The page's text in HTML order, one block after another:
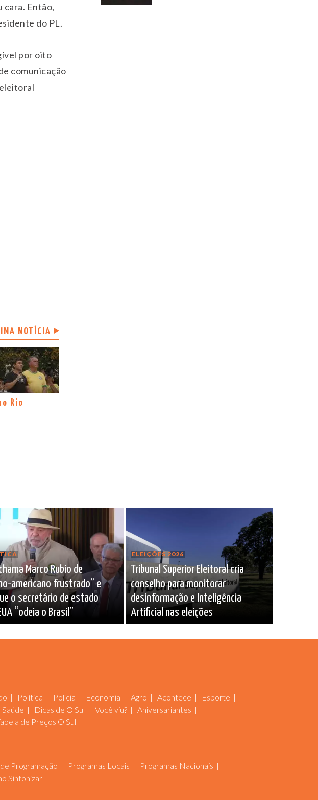
cara. Então,
do PL.
por oito
comunicação
NOTÍCIA
Rio
Marco Rubio de
americano frustrado” e
o secretário de estado
“odeia o Brasil”
ELEIÇÕES 2026
Tribunal Superior Eleitoral cria
conselho para monitorar
desinformação e Inteligência
Artificial nas eleições
Política Polícia Economia Agro Acontece
Esporte
Saúde Dicas de O Sul Você viu?
Aniversariantes
de Preços O Sul
Programação Programas Locais
Programas Nacionais
Sintonizar